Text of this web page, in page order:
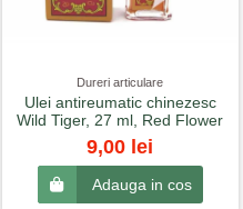
Dureri articulare
Ulei antireumatic chinezesc
Wild Tiger, 27 ml, Red Flower
9,00 lei
Adauga in cos